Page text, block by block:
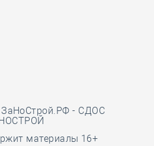
- СДОС
материалы 16+